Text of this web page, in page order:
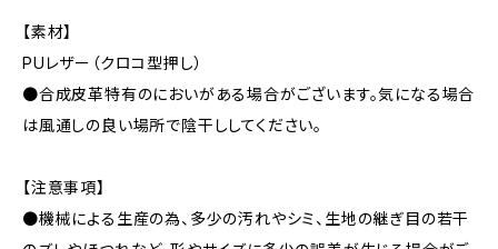
【素材】
PUレザー（クロコ型押し）
●合成皮革特有のにおいがある場合がございます。気になる場合
は風通しの良い場所で陰干ししてください。
【注意事項】
●機械による生産の為、多少の汚れやシミ、生地の継ぎ目の若干